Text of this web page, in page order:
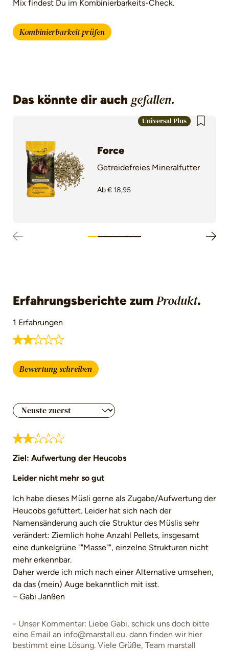
Mix findest Du im Kombinierbarkeits-Check.
Kombinierbarkeit prüfen
Das könnte dir auch gefallen.
Universal Plus
Force
Getreidefreies Mineralfutter
Ab€ 18,95
Erfahrungsberichte zum Produkt.
1 Erfahrungen
Durchschnittliche Bewertung von 2 von 5
Bewertung schreiben
Bewertung mit 2 von 5 Sternen
Ziel: Aufwertung der Heucobs
Leider nicht mehr so gut
Ich habe dieses Müsli gerne als Zugabe/Aufwertung der
Heucobs gefüttert. Leider hat sich nach der
Namensänderung auch die Struktur des Müslis sehr
verändert: Ziemlich hohe Anzahl Pellets, insgesamt
eine dunkelgrüne ""Masse"", einzelne Strukturen nicht
mehr erkennbar.
Daher werde ich mich nach einer Alternative umsehen,
da das (mein) Auge bekanntlich mit isst.
– Gabi Janßen
Unser Kommentar: Liebe Gabi, schick uns doch bitte
eine Email an info@marstall.eu, dann finden wir hier
bestimmt eine Lösung. Viele Grüße, Team marstall